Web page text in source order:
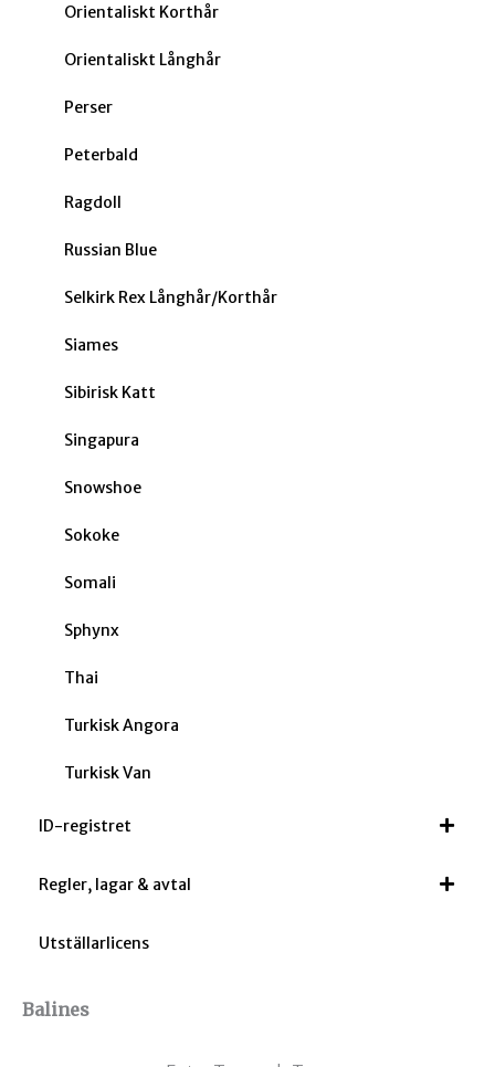
Orientaliskt Korthår
Orientaliskt Långhår
Perser
Peterbald
Ragdoll
Russian Blue
Selkirk Rex Långhår/Korthår
Siames
Sibirisk Katt
Singapura
Snowshoe
Sokoke
Somali
Sphynx
Thai
Turkisk Angora
Turkisk Van
ID-registret
Regler, lagar & avtal
Utställarlicens
Balines